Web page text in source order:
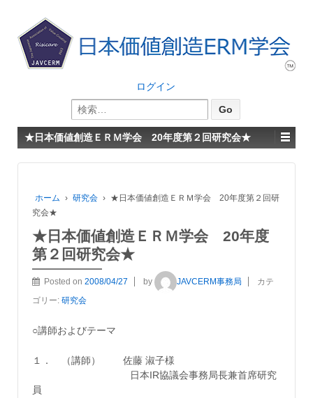
ログイン
検
索:
★日本価値創造ＥＲＭ学会 20年度第２回研究会★
ホーム › 研究会 › ★日本価値創造ＥＲＭ学会 20年度第２回研
究会★
★日本価値創造ＥＲＭ学会 20年度
第２回研究会★
Posted on 2008/04/27 by JAVCERM事務局
カテ
ゴリー: 研究会
○講師およびテーマ
１． （講師） 佐藤 淑子様
日本IR協議会事務局長兼首席研究
員